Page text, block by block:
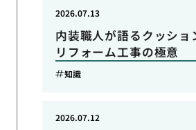
内装職人が語るクッショ
リフォーム工事の極意
2026.07.13
知識
2026.07.12